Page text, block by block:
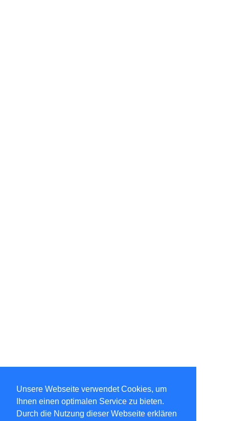
Unsere Webseite verwendet Cookies, um
Ihnen einen optimalen Service zu bieten.
Durch die Nutzung dieser Webseite erklären